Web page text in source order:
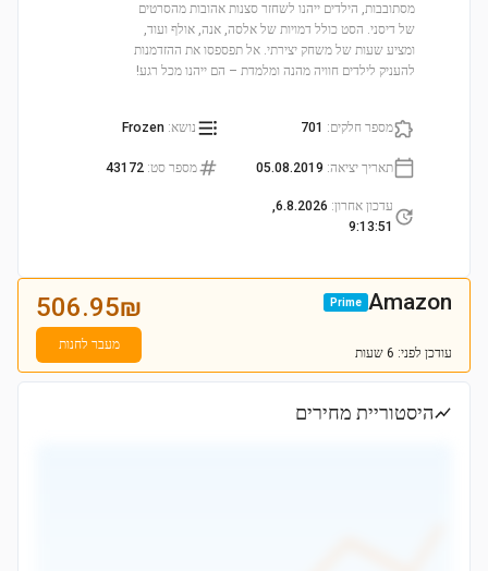
מסתובבות, הילדים ייהנו לשחזר סצנות אהובות מהסרטים
של דיסני. הסט כולל דמויות של אלסה, אנה, אולף ועוד,
ומציע שעות של משחק יצירתי. אל תפספסו את ההזדמנות
להעניק לילדים חוויה מהנה ומלמדת – הם ייהנו מכל רגע!
מספר חלקים:
701 נושא:
Frozen
תאריך יציאה:
05.08.2019 מספר סט:
43172
עדכון אחרון:
6.8.2026,
9:13:51
Amazon
Prime
עודכן לפני: 6 שעות
506.95₪
מעבר לחנות
היסטוריית מחירים